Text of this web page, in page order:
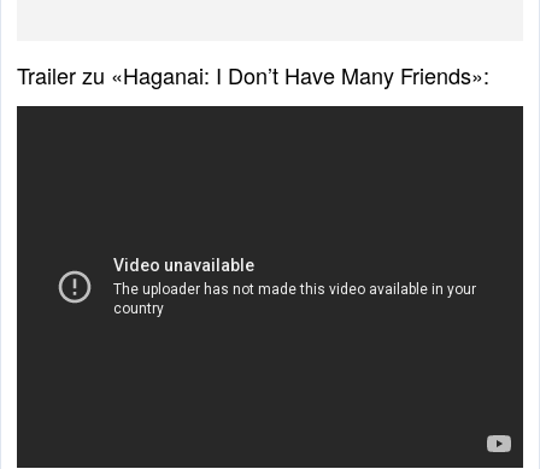
Trailer zu «Haganai: I Don’t Have Many Friends»: